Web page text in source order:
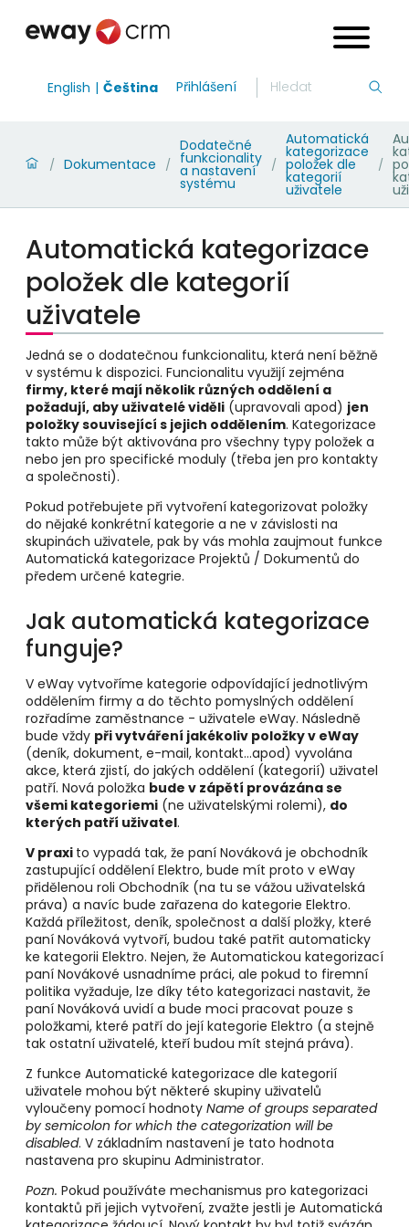
English Čeština Přihlášení
/ Dokumentace /
Dodatečné
funkcionality
a nastavení
systému
/
Automatická
kategorizace
položek dle
kategorií
uživatele
/
Automatická kategorizace
položek dle kategorií
uživatele
Jedná se o dodatečnou funkcionalitu, která není běžně
v systému k dispozici. Funcionalitu využijí zejména
firmy, které mají několik různých oddělení a
požadují, aby uživatelé viděli (upravovali apod) jen
položky související s jejich oddělením. Kategorizace
takto může být aktivována pro všechny typy položek a
nebo jen pro specifické moduly (třeba jen pro kontakty
a společnosti).
Pokud potřebujete při vytvoření kategorizovat položky
do nějaké konkrétní kategorie a ne v závislosti na
skupinách uživatele, pak by vás mohla zaujmout funkce
Automatická kategorizace Projektů / Dokumentů do
předem určené kategrie.
Jak automatická kategorizace
funguje?
V eWay vytvoříme kategorie odpovídající jednotlivým
oddělením firmy a do těchto pomyslných oddělení
rozřadíme zaměstnance - uživatele eWay. Následně
bude vždy při vytváření jakékoliv položky v eWay
(deník, dokument, e-mail, kontakt...apod) vyvolána
akce, která zjistí, do jakých oddělení (kategorií) uživatel
patří. Nová položka bude v zápětí provázána se
všemi kategoriemi (ne uživatelskými rolemi), do
kterých patří uživatel.
V praxi to vypadá tak, že paní Nováková je obchodník
zastupující oddělení Elektro, bude mít proto v eWay
přidělenou roli Obchodník (na tu se vážou uživatelská
práva) a navíc bude zařazena do kategorie Elektro.
Každá příležitost, deník, společnost a další pložky, které
paní Nováková vytvoří, budou také patřit automaticky
ke kategorii Elektro. Nejen, že Automatickou kategorizací
paní Novákové usnadníme práci, ale pokud to firemní
politika vyžaduje, lze díky této kategorizaci nastavit, že
paní Nováková uvidí a bude moci pracovat pouze s
položkami, které patří do její kategorie Elektro (a stejně
tak ostatní uživatelé, kteří budou mít stejná práva).
Z funkce Automatické kategorizace dle kategorií
uživatele mohou být některé skupiny uživatelů
vyloučeny pomocí hodnoty Name of groups separated
by semicolon for which the categorization will be
disabled. V základním nastavení je tato hodnota
nastavena pro skupinu Administrator.
Pozn. Pokud používáte mechanismus pro kategorizaci
kontaktů při jejich vytvoření, zvažte jestli je Automatická